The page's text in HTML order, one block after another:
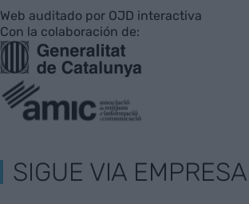
Web auditado por OJD interactiva
Con la colaboración de:
SIGUE VIA EMPRESA